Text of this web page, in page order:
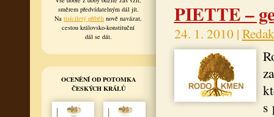
směrem předvídatelným dál jít.
Na tisíciletý příběh nově navázat,
cestou královsko-konstituční
dál se dát.
OCENĚNÍ OD POTOMKA
ČESKÝCH KRÁLŮ
PIETTE –
24. 1. 2010 |
s